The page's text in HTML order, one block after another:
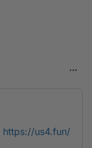
https://us4.fun/